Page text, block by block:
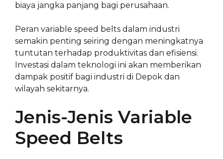
biaya jangka panjang bagi perusahaan.
Peran variable speed belts dalam industri
semakin penting seiring dengan meningkatnya
tuntutan terhadap produktivitas dan efisiensi.
Investasi dalam teknologi ini akan memberikan
dampak positif bagi industri di Depok dan
wilayah sekitarnya.
Jenis-Jenis Variable
Speed Belts